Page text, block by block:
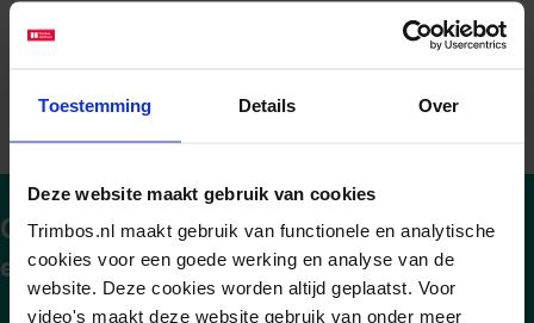
Toestemming Details Over
Deze website maakt gebruik van cookies
Trimbos.nl maakt gebruik van functionele en analytische
cookies voor een goede werking en analyse van de
website. Deze cookies worden altijd geplaatst. Voor
video's maakt deze website gebruik van onder meer
document, dat steeds bijgewerkt wordt aan de
> Bekijk de richtlijnen
Cijfers alcohol, tabak, drugs, digitale media
en gokken